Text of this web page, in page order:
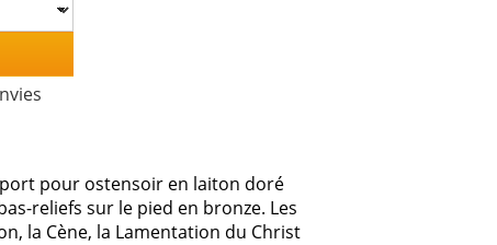
pour ostensoir en laiton doré
reliefs sur le pied en bronze. Les
la Cène, la Lamentation du Christ